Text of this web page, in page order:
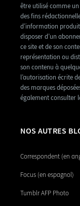
être utilisé comme
des fins
d’information
disposer d’un
ce site et de son
représentation ou
son contenu à
l’autorisation écrite
des marques
également consulter
NOS AUTRES
Correspondent (en
Focus (en espagnol)
Tumblr AFP Photo